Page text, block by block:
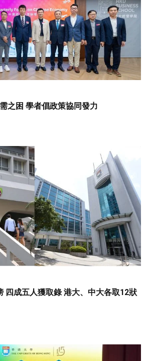
之困 學者倡政策協同發力
四成五人獲取錄 港大、中大各取12狀